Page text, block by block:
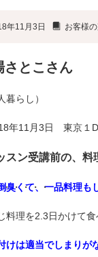
年11月3日 お客様
さとこさん
暮らし）
年11月3日 東京１
スン受講前の、料
臭くて、一品料理も
料理を2.3日かけて
けは適当でしまりが
・・・・・